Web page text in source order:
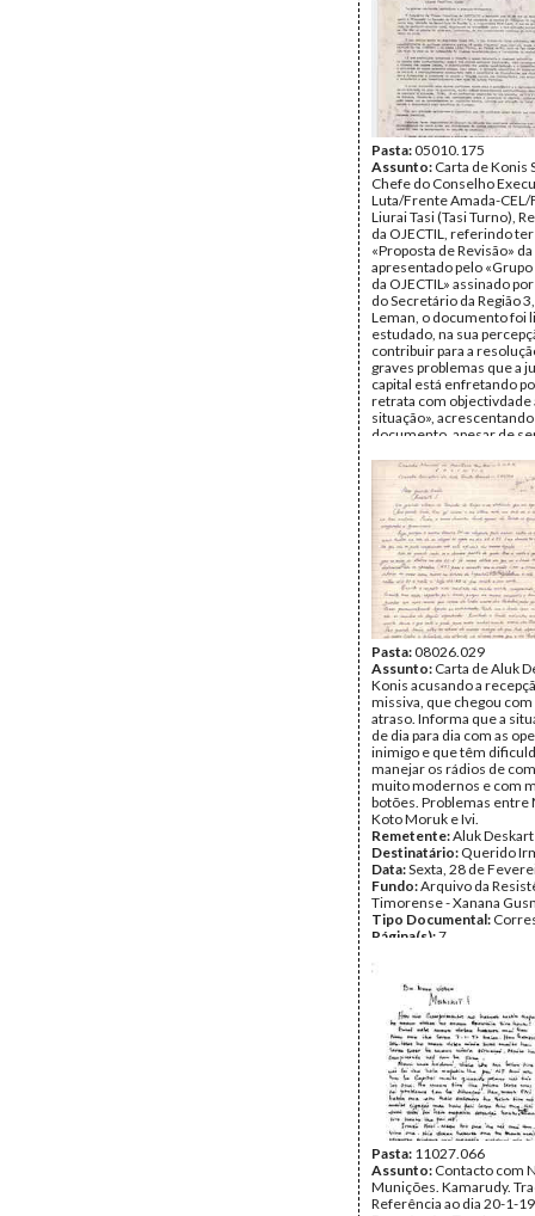
Pasta:05010.175
Assunto: Carta de Konis
Chefe do Conselho
Luta/Frente Amada-CEL/
Liurai Tasi (Tasi Turno),
da OJECTIL, referindo
«Proposta de Revisão» da
apresentado pelo
da OJECTIL» assinado
do Secretário da Região
Leman, o documento foi
estudado, na sua
contribuir para a
graves problemas que a
capital está enfretando
retrata com objectivdade
situação»,
documento, apesar de
«que está praticamente
luta há mais de 4 anos»
Remetente:Konis
Destinatário:Liurai Tasi
Data:Quinta, 10 de
Fundo:Arquivo da
Timorense - Konis
Tipo Documental:
Página(s):1
Pasta:08026.029
Assunto: Carta de Aluk
Konis acusando a
missiva, que chegou
atraso. Informa que a
de dia para dia com as
inimigo e que têm
manejar os rádios de
muito modernos e com
botões. Problemas entre
Koto Moruk e Ivi.
Remetente:Aluk Deskart
Destinatário: Querido
Data:Sexta, 28 de
Fundo:Arquivo da
Timorense - Xanana
Tipo Documental:
Página(s):7
Pasta: 11027.066
Assunto: Contacto com
Munições. Kamarudy.
Referência ao dia 20-1-